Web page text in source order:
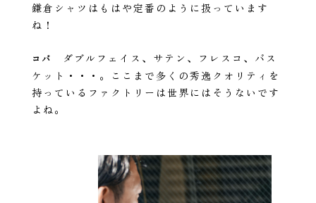
鎌倉シャツはもはや定番のように扱っています
ね！
コバ
ダブルフェイス、サテン、フレスコ、バス
ケット・・・。ここまで多くの秀逸クオリティを
持っているファクトリーは世界にはそうないです
よね。